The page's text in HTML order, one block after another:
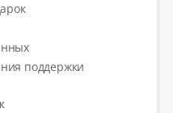
поддержки